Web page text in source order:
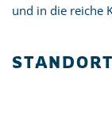
und in die reiche
STANDORT